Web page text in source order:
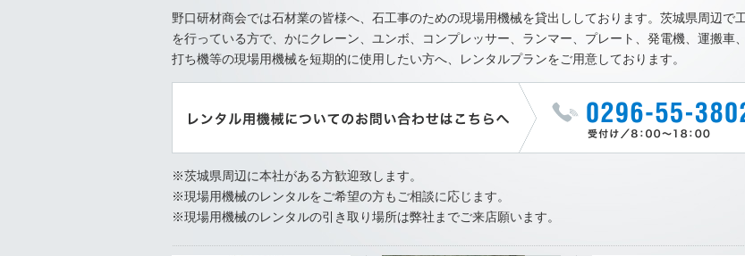
野口研材商会では石材業の皆様へ、石工事のための現場用機械を貸出ししております。茨城県周辺で
を行っている方で、かにクレーン、ユンボ、コンプレッサー、ランマー、プレート、発電機、運搬車
打ち機等の現場用機械を短期的に使用したい方へ、レンタルプランをご用意しております。
※茨城県周辺に本社がある方歓迎致します。
※現場用機械のレンタルをご希望の方もご相談に応じます。
※現場用機械のレンタルの引き取り場所は弊社までご来店願います。